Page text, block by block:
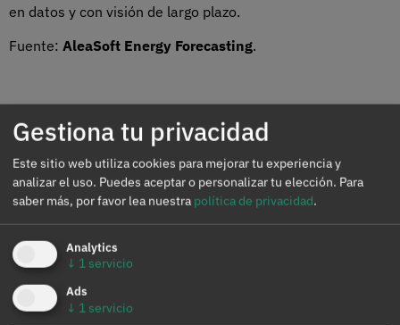
en datos y con visión de largo plazo.
Fuente: AleaSoft Energy Forecasting.
Gestiona tu privacidad
Este sitio web utiliza cookies para mejorar tu experiencia y
analizar el uso. Puedes aceptar o personalizar tu elección. Para
saber más, por favor lea nuestra política de privacidad.
Analytics
↓ 1 servicio
Ads
↓ 1 servicio